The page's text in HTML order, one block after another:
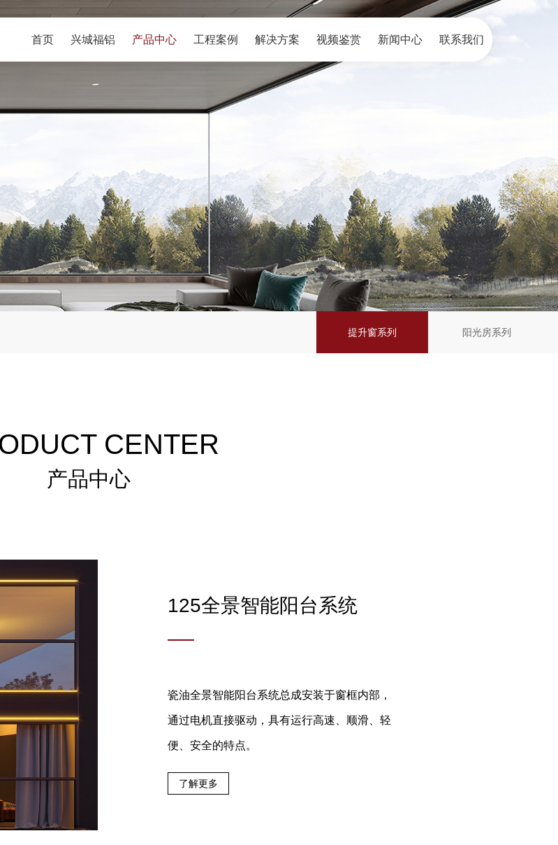
首页 兴城福铝 产品中心 工程案例 解决方案 视频鉴赏 新闻中心 联系我们
提升窗系列 阳光房系列
CENTER
产品中心
125全景智能阳台系统
瓷油全景智能阳台系统总成安装于窗框内部，
通过电机直接驱动，具有运行高速、顺滑、轻
便、安全的特点。
了解更多